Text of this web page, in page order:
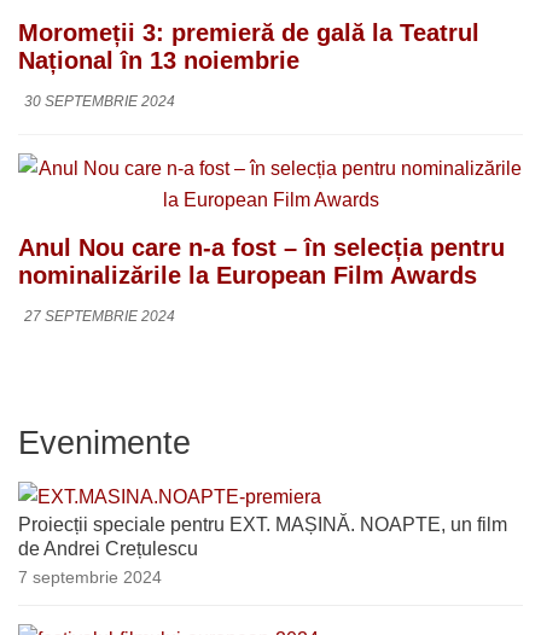
Moromeții 3: premieră de gală la Teatrul
Național în 13 noiembrie
30 SEPTEMBRIE 2024
Anul Nou care n-a fost – în selecția pentru
nominalizările la European Film Awards
27 SEPTEMBRIE 2024
Evenimente
Proiecții speciale pentru EXT. MAȘINĂ. NOAPTE, un film
de Andrei Crețulescu
7 septembrie 2024